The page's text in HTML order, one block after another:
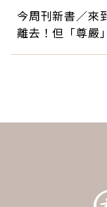
今周刊新書／來
離去！但「尊嚴